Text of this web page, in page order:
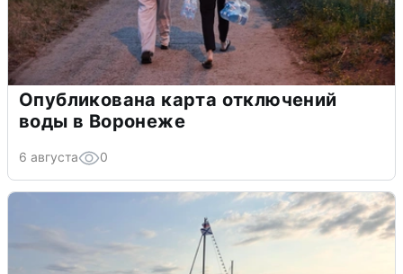
Опубликована карта отключений
воды в Воронеже
6 августа 0